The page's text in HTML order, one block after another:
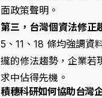
面政策聲明。
第三，台灣個資法修正
5、11、18 條均強調資
攏的修法趨勢，企業若
求中佔得先機。
積穗科研如何協助台灣